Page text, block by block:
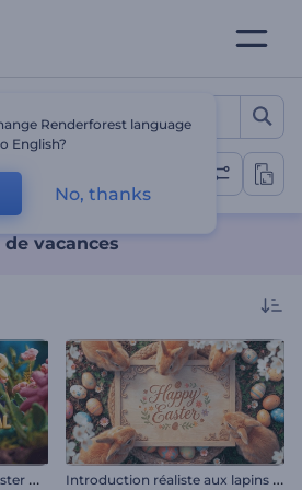
vidéos de
vacances
D
évoilement du logo d'Easter Clay I
ntroduction réaliste aux lapins de Pâques
Renderforest language
English?
No, thanks